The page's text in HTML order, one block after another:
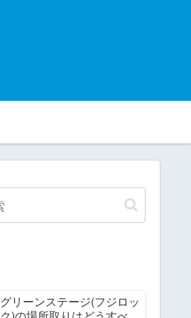
グリーンステージ(フジロッ